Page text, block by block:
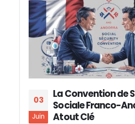
03
Juin
La Convention de
Sociale Franco-
Atout Clé